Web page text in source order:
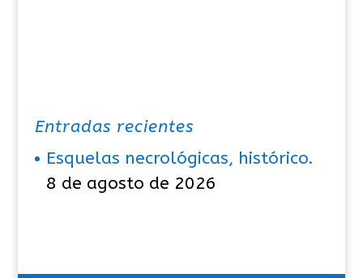
Entradas recientes
Esquelas necrológicas, histórico.
8 de agosto de 2026